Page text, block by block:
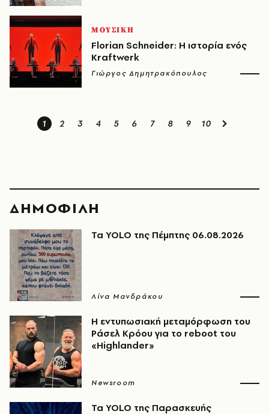
ΜΟΥΣΙΚΗ
Florian Schneider: Η ιστορία ενός
Kraftwerk
Γιώργος Δημητρακόπουλος
1 2 3 4 5 6 7 8 9 10
ΔΗΜΟΦΙΛΗ
Τα YOLO της Πέμπτης 06.08.2026
Λίνα Μανδράκου
Η εντυπωσιακή μεταμόρφωση του
Ράσελ Κρόου για το reboot του
«Highlander»
Newsroom
Τα YOLO της Παρασκευής